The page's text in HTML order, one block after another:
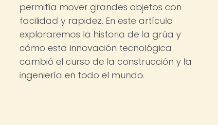
permitía mover grandes objetos con
facilidad y rapidez. En este artículo
exploraremos la historia de la grúa y
cómo esta innovación tecnológica
cambió el curso de la construcción y la
ingeniería en todo el mundo.